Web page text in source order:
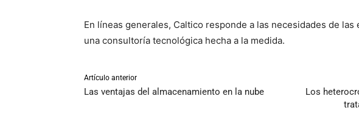
En líneas generales, Caltico responde a las necesidades de
una consultoría tecnológica hecha a la medida.
Artículo anterior
Las ventajas del almacenamiento en la nube
Los